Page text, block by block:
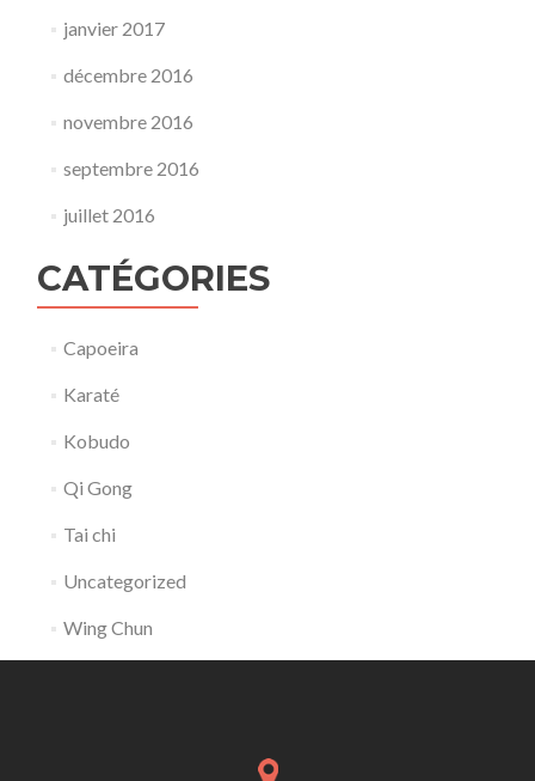
janvier 2017
décembre 2016
novembre 2016
septembre 2016
juillet 2016
CATÉGORIES
Capoeira
Karaté
Kobudo
Qi Gong
Tai chi
Uncategorized
Wing Chun